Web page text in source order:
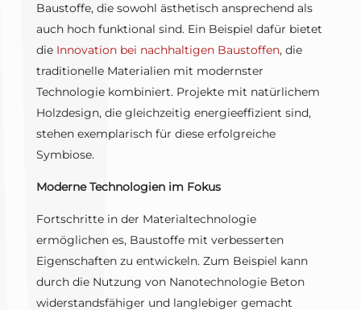
Baustoffe, die sowohl ästhetisch ansprechend als
auch hoch funktional sind. Ein Beispiel dafür bietet
die Innovation bei nachhaltigen Baustoffen, die
traditionelle Materialien mit modernster
Technologie kombiniert. Projekte mit natürlichem
Holzdesign, die gleichzeitig energieeffizient sind,
stehen exemplarisch für diese erfolgreiche
Symbiose.
Moderne Technologien im Fokus
Fortschritte in der Materialtechnologie
ermöglichen es, Baustoffe mit verbesserten
Eigenschaften zu entwickeln. Zum Beispiel kann
durch die Nutzung von Nanotechnologie Beton
widerstandsfähiger und langlebiger gemacht